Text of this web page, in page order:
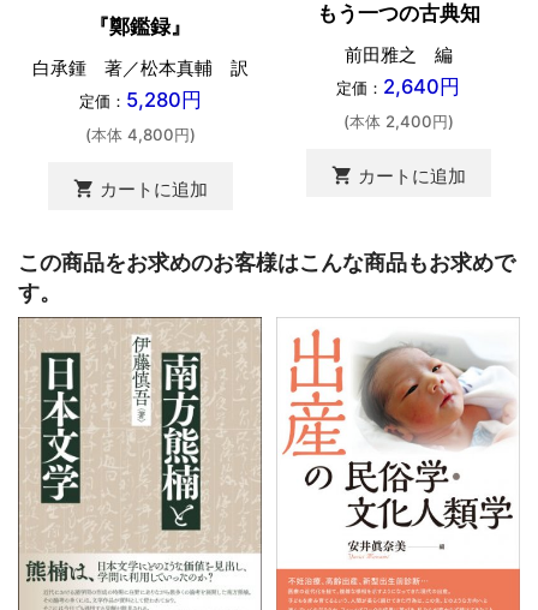
『鄭鑑録』
白承鍾 著／松本真輔 訳
定価： 5,280円
(本体 4,800円)
shopping_cart カートに追加
もう一つの古典知
前田雅之 編
定価： 2,640円
(本体 2,400円)
shopping_cart カートに追加
この商品をお求めのお客様はこんな商品もお求めで
す。